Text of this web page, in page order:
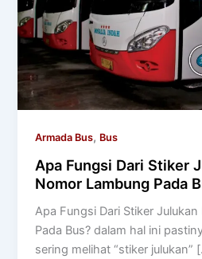
Armada Bus, Bus
Apa Fungsi Dari Stiker
Nomor Lambung Pada
Apa Fungsi Dari Stiker
Pada Bus? dalam hal ini
sering melihat “stiker julukan”